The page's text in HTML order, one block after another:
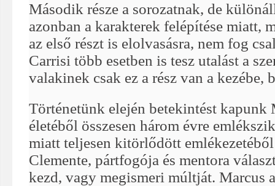
Második része a sorozatnak, de
azonban a karakterek felépítése miatt,
az első részt is elolvasásra, nem fog
Carrisi több esetben is tesz utalást a
valakinek csak ez a rész van a kezébe,
Történetünk elején betekintést kapunk
életéből összesen három évre
miatt teljesen kitörlődött
Clemente, pártfogója és mentora
kezd, vagy megismeri múltját. Marcus